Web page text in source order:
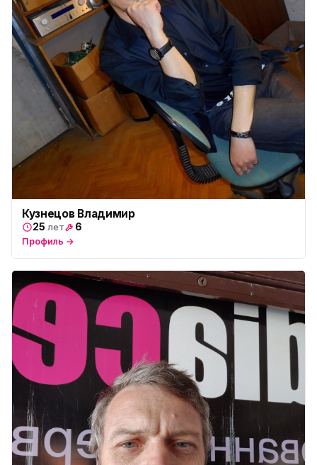
Кузнецов Владимир
25 лет 6
Профиль →